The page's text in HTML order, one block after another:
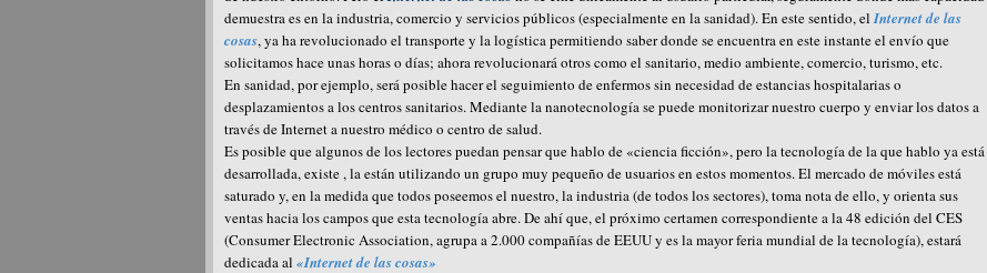
demuestra es en la industria, comercio y servicios públicos (especialmente en la sanidad). En este sentido, el Internet de las
cosas, ya ha revolucionado el transporte y la logística permitiendo saber donde se encuentra en este instante el envío que
solicitamos hace unas horas o días; ahora revolucionará otros como el sanitario, medio ambiente, comercio, turismo, etc.
En sanidad, por ejemplo, será posible hacer el seguimiento de enfermos sin necesidad de estancias hospitalarias o
desplazamientos a los centros sanitarios. Mediante la nanotecnología se puede monitorizar nuestro cuerpo y enviar los datos a
través de Internet a nuestro médico o centro de salud.
Es posible que algunos de los lectores puedan pensar que hablo de «ciencia ficción», pero la tecnología de la que hablo ya está
desarrollada, existe , la están utilizando un grupo muy pequeño de usuarios en estos momentos. El mercado de móviles está
saturado y, en la medida que todos poseemos el nuestro, la industria (de todos los sectores), toma nota de ello, y orienta sus
ventas hacia los campos que esta tecnología abre. De ahí que, el próximo certamen correspondiente a la 48 edición del CES
(Consumer Electronic Association, agrupa a 2.000 compañías de EEUU y es la mayor feria mundial de la tecnología), estará
dedicada al «Internet de las cosas»